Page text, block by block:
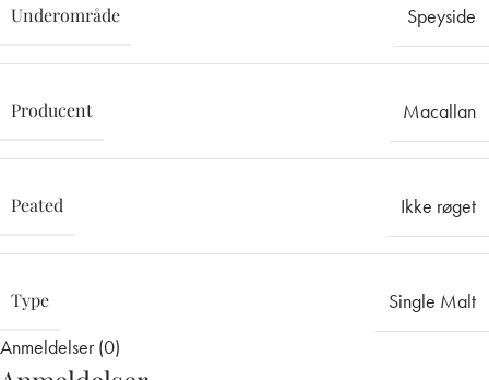
Underområde Speyside
Producent Macallan
Peated Ikke røget
Type
Single Malt
Anmeldelser (0)